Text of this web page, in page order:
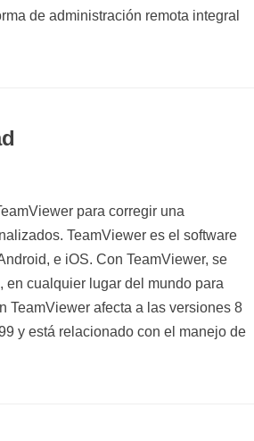
de administración remota integral
para corregir una
TeamViewer es el software
e iOS. Con TeamViewer, se
en cualquier lugar del mundo para
TeamViewer afecta a las versiones 8
y está relacionado con el manejo de